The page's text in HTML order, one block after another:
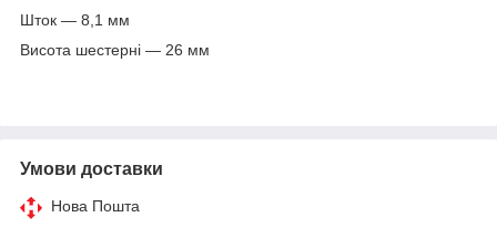
Шток — 8,1 мм
Висота шестерні — 26 мм
Умови доставки
Нова Пошта